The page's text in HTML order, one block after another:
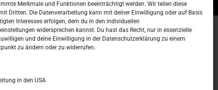
Merkmale und Funktionen beeinträchtigt werden. Wir teilen diese
Dritten. Die Datenverarbeitung kann mit deiner Einwilligung oder auf Basis
Interesses erfolgen, dem du in den individuellen
widersprechen kannst. Du hast das Recht, nur in essenzielle
und deine Einwilligung in der Datenschutzerklärung zu einem
zu ändern oder zu widerrufen.
in den USA
–
Kalendar